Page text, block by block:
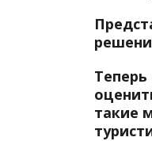
Теперь
такие